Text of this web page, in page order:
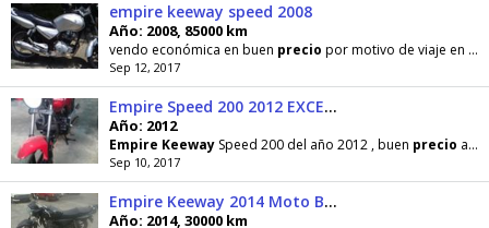
empire keeway speed 2008
Año: 2008, 85000 km
vendo económica en buen precio por motivo de viaje en buenas condiciones único dueño nunca chocada
Sep 12, 2017
Empire Speed 200 2012 EXCELENTE PRECIO!!!
Año: 2012
Empire Keeway Speed 200 del año 2012 , buen precio ademas negociable, RECIEN PINTADA, consulte
Sep 10, 2017
Empire Keeway 2014 Moto Barquisimeto
Año: 2014, 30000 km